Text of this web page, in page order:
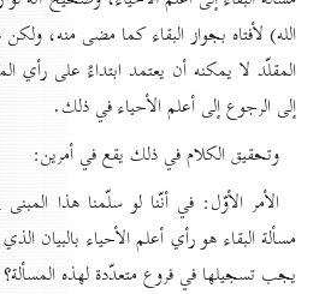
الله) لأفتاه بجواز البقاء كما مضى منه،
المقلّد لا يمكنه أن يعتمد ابتداءً على رأي
إلى الرجوع إلى أعلم الأحياء في ذلك.
وتحقيق الكلام في ذلك يقع في أمرين:
الأمر الأوّل: في أنّنا لو سلّمنا هذا
مسألة البقاء هو رأي أعلم الأحياء بالبيان
يجب تسجيلها في فروع متعدّدة لهذه المسألة؟